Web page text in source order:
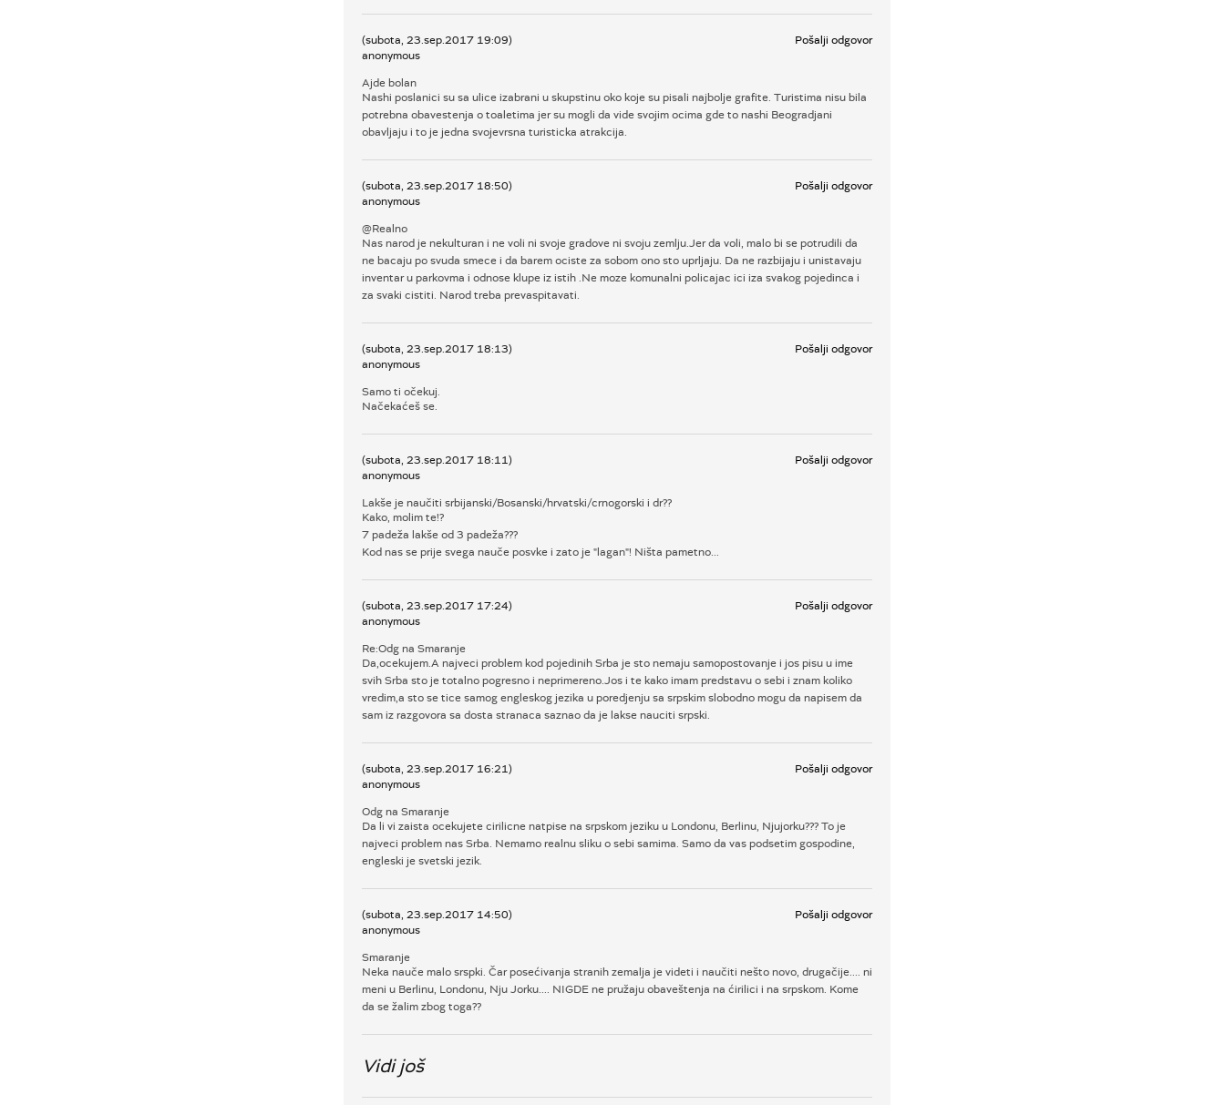
(subota, 23.sep.2017 19:09)
anonymous
Pošalji odgovor
Ajde bolan
Nashi poslanici su sa ulice izabrani u skupstinu oko koje su pisali najbolje grafite. Turistima nisu bila
potrebna obavestenja o toaletima jer su mogli da vide svojim ocima gde to nashi Beogradjani
obavljaju i to je jedna svojevrsna turisticka atrakcija.
(subota, 23.sep.2017 18:50)
anonymous
Pošalji odgovor
@Realno
Nas narod je nekulturan i ne voli ni svoje gradove ni svoju zemlju.Jer da voli, malo bi se potrudili da
ne bacaju po svuda smece i da barem ociste za sobom ono sto uprljaju. Da ne razbijaju i unistavaju
inventar u parkovma i odnose klupe iz istih .Ne moze komunalni policajac ici iza svakog pojedinca i
za svaki cistiti. Narod treba prevaspitavati.
(subota, 23.sep.2017 18:13)
anonymous
Pošalji odgovor
Samo ti očekuj.
Načekaćeš se.
(subota, 23.sep.2017 18:11)
anonymous
Pošalji odgovor
Lakše je naučiti srbijanski/Bosanski/hrvatski/crnogorski i dr??
Kako, molim te!?
7 padeža lakše od 3 padeža???
Kod nas se prije svega nauče posvke i zato je "lagan"! Ništa pametno...
(subota, 23.sep.2017 17:24)
anonymous
Pošalji odgovor
Re:Odg na Smaranje
Da,ocekujem.A najveci problem kod pojedinih Srba je sto nemaju samopostovanje i jos pisu u ime
svih Srba sto je totalno pogresno i neprimereno.Jos i te kako imam predstavu o sebi i znam koliko
vredim,a sto se tice samog engleskog jezika u poredjenju sa srpskim slobodno mogu da napisem da
sam iz razgovora sa dosta stranaca saznao da je lakse nauciti srpski.
(subota, 23.sep.2017 16:21)
anonymous
Pošalji odgovor
Odg na Smaranje
Da li vi zaista ocekujete cirilicne natpise na srpskom jeziku u Londonu, Berlinu, Njujorku??? To je
najveci problem nas Srba. Nemamo realnu sliku o sebi samima. Samo da vas podsetim gospodine,
engleski je svetski jezik.
(subota, 23.sep.2017 14:50)
anonymous
Pošalji odgovor
Smaranje
Neka nauče malo srspki. Čar posećivanja stranih zemalja je videti i naučiti nešto novo, drugačije.... ni
meni u Berlinu, Londonu, Nju Jorku.... NIGDE ne pružaju obaveštenja na ćirilici i na srpskom. Kome
da se žalim zbog toga??
Vidi još